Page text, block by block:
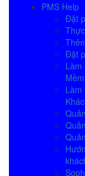
PMS Help
Đặt
Đặt
Làm
Làm